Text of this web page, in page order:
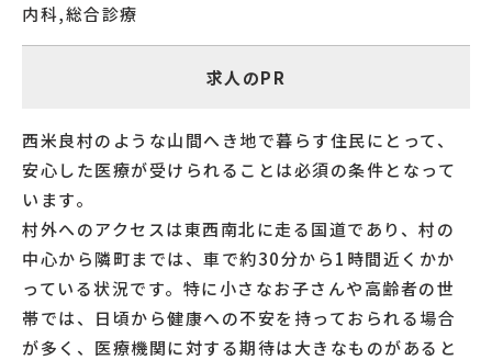
内科,総合診療
求人のPR
西米良村のような山間へき地で暮らす住民にとって、
安心した医療が受けられることは必須の条件となって
います。
村外へのアクセスは東西南北に走る国道であり、村の
中心から隣町までは、車で約30分から1時間近くかか
っている状況です。特に小さなお子さんや高齢者の世
帯では、日頃から健康への不安を持っておられる場合
が多く、医療機関に対する期待は大きなものがあると